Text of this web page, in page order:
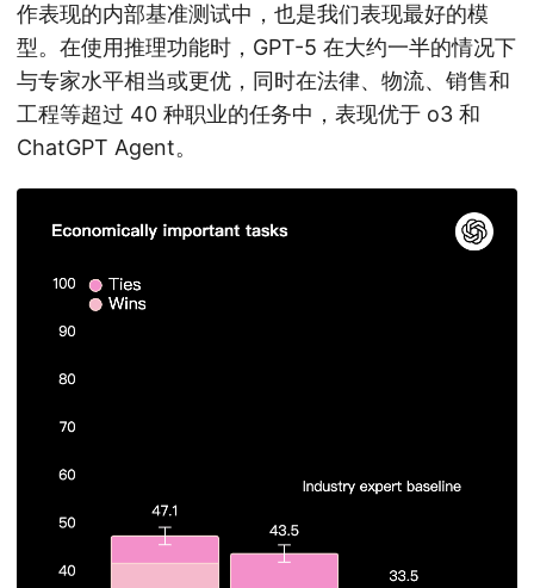
作表现的内部基准测试中，也是我们表现最好的模
型。在使用推理功能时，GPT-5 在大约一半的情况下
与专家水平相当或更优，同时在法律、物流、销售和
工程等超过 40 种职业的任务中，表现优于 o3 和
ChatGPT Agent。